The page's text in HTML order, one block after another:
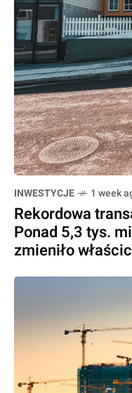
INWESTYCJE 1 week
Rekordowa
Ponad 5,3 tys.
zmieniło